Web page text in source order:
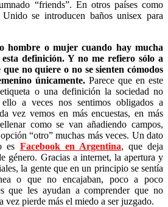
“friends”. En otros países como
se introducen baños unisex para
hombre o mujer cuando hay mucha
definición. Y no me refiero sólo a
no quiere o no se sienten cómodos
únicamente. Parece que en este
o una definición la sociedad no
a veces nos sentimos obligados a
vez vemos en más encuestas, en más
como se van añadiendo campos,
“otro” muchas más veces. Un dato
es Facebook en Argentina, que deja
género. Gracias a internet, la apertura y
la gente que en un principio se sentía
o que no encajaban, poco a poco
que les ayudan a comprender que no
vez pierde más el miedo a ser juzgado.